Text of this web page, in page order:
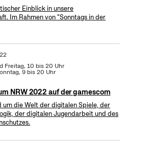
Einblick in unsere
Im Rahmen von "Sonntags in der
Freitag, 10 bis 20 Uhr
9 bis 20 Uhr
NRW 2022 auf der gamescom
um die Welt der digitalen Spiele, der
der digitalen Jugendarbeit und des